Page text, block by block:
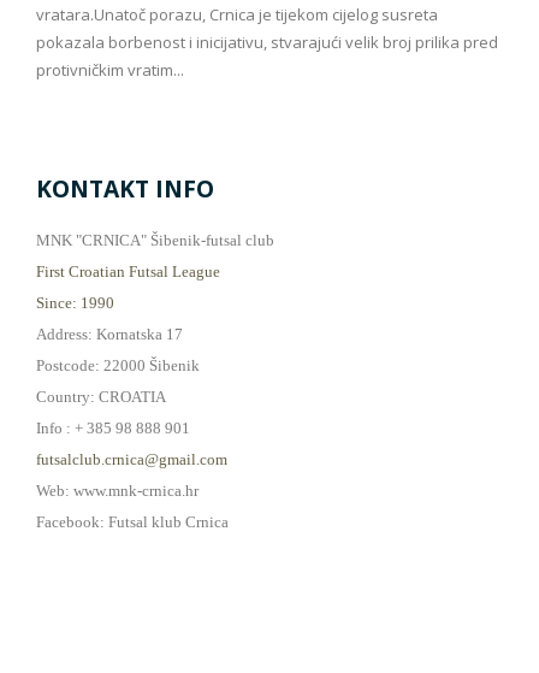
vratara.Unatoč porazu, Crnica je tijekom cijelog susreta
pokazala borbenost i inicijativu, stvarajući velik broj prilika pred
protivničkim vratim...
KONTAKT INFO
MNK "CRNICA" Šibenik-futsal club
First Croatian Futsal League
Since: 1990
Address: Kornatska 17
Postcode: 22000 Šibenik
Country: CROATIA
Info : + 385 98 888 901
futsalclub.crnica@gmail.com
Web: www.mnk-crnica.hr
Facebook: Futsal klub Crnica